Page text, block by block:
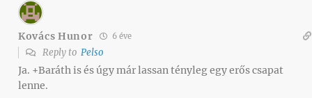
Kovács Hunor 6 éve
Reply to Pelso
Ja. +Baráth is és úgy már lassan tényleg egy erős csapat
lenne.